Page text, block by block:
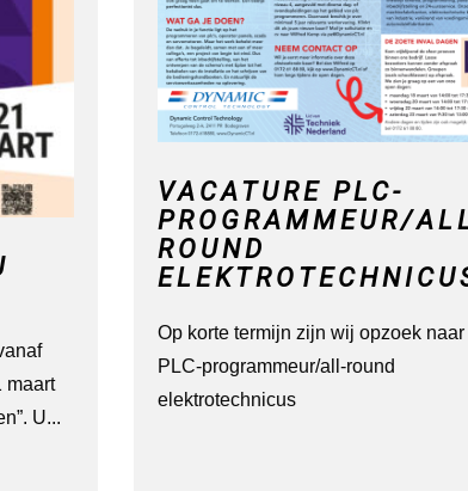
maart
U...
VACATURE PLC-
PROGRAMMEUR/
ROUND
Op korte termijn zijn wij opzoek naar
PLC-programmeur/all-round
elektrotechnicus